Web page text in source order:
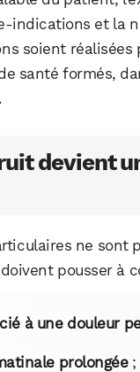
indications et la
soient réalisées
santé formés,
devient
ne sont
pousser à
à une douleur
prolongée;